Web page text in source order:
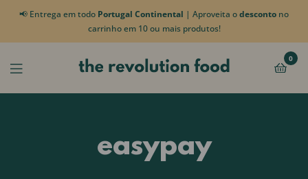
📢 Entrega em todo Portugal Continental | Aproveita odesconto no
carrinho em 10 ou mais produtos!
0
easypay